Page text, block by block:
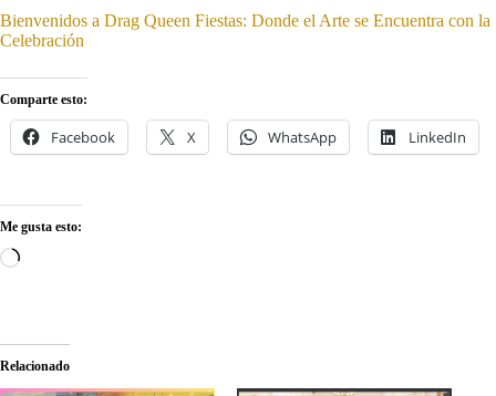
Bienvenidos a Drag Queen Fiestas: Donde el Arte se Encuentra con la
Celebración
Comparte esto:
Facebook X WhatsApp LinkedIn
Me gusta esto:
Cargando...
Relacionado